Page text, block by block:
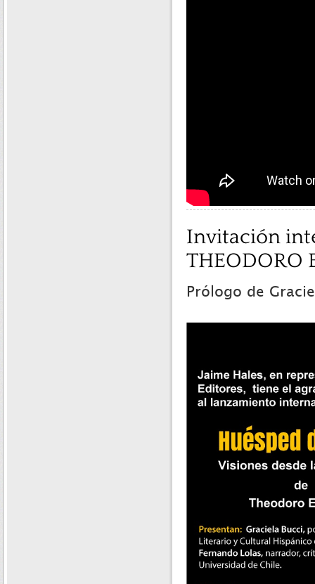
Invitación
THEODORO
Prólogo de